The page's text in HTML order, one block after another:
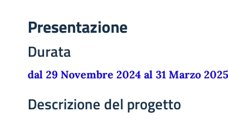
Presentazione
Durata
dal 29 Novembre 2024 al 31 Marzo 2025
Descrizione del progetto